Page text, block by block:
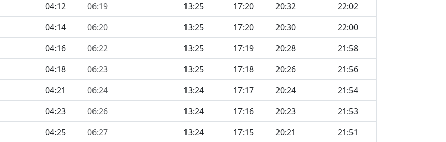
04:12 06:19 13:25 17:20 20:32
22:02
04:14 06:20 13:25 17:20 20:30
22:00
04:16 06:22 13:25 17:19 20:28
21:58
04:18 06:23 13:25 17:18 20:26
21:56
04:21 06:24 13:24 17:17 20:24
21:54
04:23 06:26 13:24 17:16 20:23
21:53
04:25 06:27 13:24 17:15 20:21
21:51